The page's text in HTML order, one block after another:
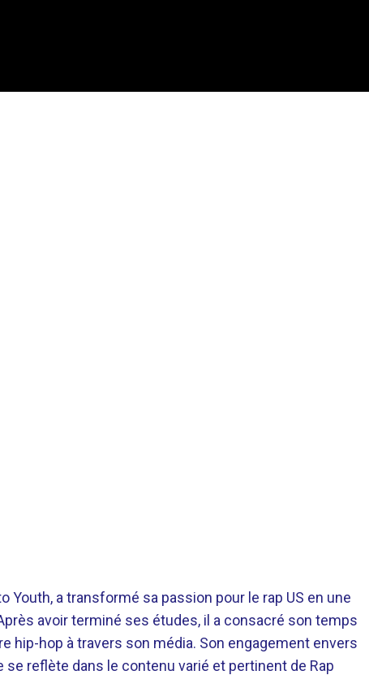
Youth, a transformé sa passion pour le rap US en une
avoir terminé ses études, il a consacré son temps
hip-hop à travers son média. Son engagement envers
reflète dans le contenu varié et pertinent de Rap